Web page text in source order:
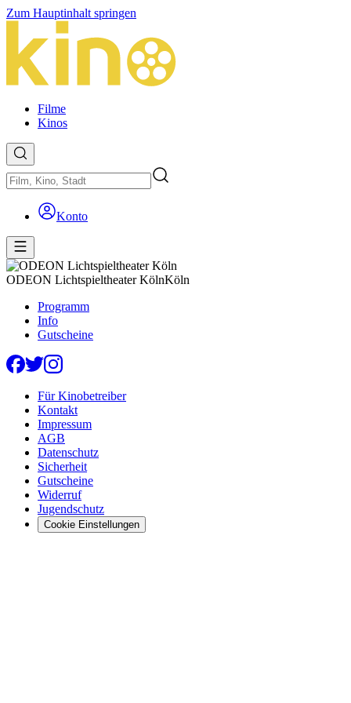
Zum Hauptinhalt springen
Filme
Kinos
Konto
ODEON Lichtspieltheater KölnKöln
Programm
Info
Gutscheine
Für Kinobetreiber
Kontakt
Impressum
AGB
Datenschutz
Sicherheit
Gutscheine
Widerruf
Jugendschutz
Cookie Einstellungen